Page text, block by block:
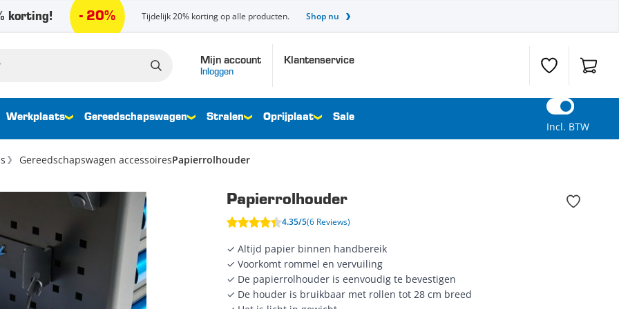
korting! - 20% Tijdelijk 20% korting op alle producten. Shop nu
Mijn account
Inloggen
Klantenservice
Verlanglijst
Werkplaats Gereedschapswagen Stralen Oprijplaat Sale
Incl. BTW
Gereedschapswagen accessoiresPapierrolhouder
Papierrolhouder
4.35/5(6 Reviews)
✓ Altijd papier binnen handbereik
✓ Voorkomt rommel en vervuiling
✓ De papierrolhouder is eenvoudig te bevestigen
✓ De houder is bruikbaar met rollen tot 28 cm breed